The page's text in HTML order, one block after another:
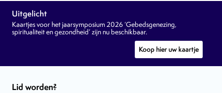
Uitgelicht
Kaartjes voor het jaarsymposium 2026 ‘Gebedsgenezing,
spiritualiteit en gezondheid’ zijn nu beschikbaar.
Koop hier uw kaartje
Lid worden?